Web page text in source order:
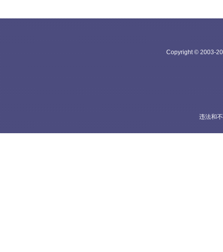
Copyright © 2003-
违法和